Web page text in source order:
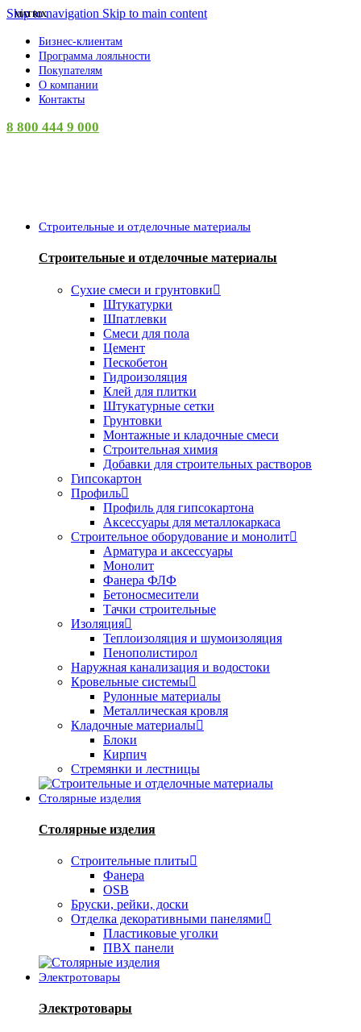
Skip to navigation Skip to main content
Бизнес-клиентам
Программа лояльности
Покупателям
О компании
Контакты
8 800 444 9 000
Строительные и отделочные материалы
Строительные и отделочные материалы
Сухие смеси и грунтовки
Штукатурки
Шпатлевки
Смеси для пола
Цемент
Пескобетон
Гидроизоляция
Клей для плитки
Штукатурные сетки
Грунтовки
Монтажные и кладочные смеси
Строительная химия
Добавки для строительных растворов
Гипсокартон
Профиль
Профиль для гипсокартона
Аксессуары для металлокаркаса
Строительное оборудование и монолит
Арматура и аксессуары
Монолит
Фанера ФЛФ
Бетоносмесители
Тачки строительные
Изоляция
Теплоизоляция и шумоизоляция
Пенополистирол
Наружная канализация и водостоки
Кровельные системы
Рулонные материалы
Металлическая кровля
Кладочные материалы
Блоки
Кирпич
Стремянки и лестницы
Столярные изделия
Столярные изделия
Строительные плиты
Фанера
OSB
Бруски, рейки, доски
Отделка декоративными панелями
Пластиковые уголки
ПВХ панели
Электротовары
Электротовары
MATRIX